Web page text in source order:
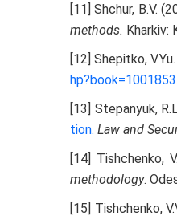
[11] Shchur, B.V.
methods. Kharkiv:
[12] Shepitko,
hp?book=1001853
[13] Stepanyuk,
tion. Law and
[14] Tishchenko,
methodology.
[15] Tishchenko,